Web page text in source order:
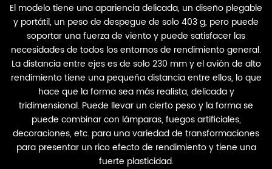
El modelo tiene una apariencia delicada, un diseño plegable
y portátil, un peso de despegue de solo 403 g, pero puede
soportar una fuerza de viento y puede satisfacer las
necesidades de todos los entornos de rendimiento general.
La distancia entre ejes es de solo 230 mm y el avión de alto
rendimiento tiene una pequeña distancia entre ellos, lo que
hace que la forma sea más realista, delicada y
tridimensional. Puede llevar un cierto peso y la forma se
puede combinar con lámparas, fuegos artificiales,
decoraciones, etc. para una variedad de transformaciones
para presentar un rico efecto de rendimiento y tiene una
fuerte plasticidad.